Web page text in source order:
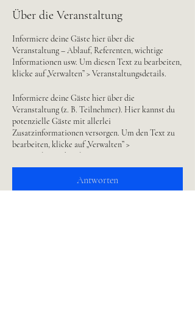
Über die Veranstaltung
Informiere deine Gäste hier über die
Veranstaltung – Ablauf, Referenten, wichtige
Informationen usw. Um diesen Text zu bearbeiten,
klicke auf „Verwalten” > Veranstaltungsdetails.
Informiere deine Gäste hier über die
Veranstaltung (z. B. Teilnehmer). Hier kannst du
potenzielle Gäste mit allerlei
Zusatzinformationen versorgen. Um den Text zu
bearbeiten, klicke auf „Verwalten” >
Veranstaltungsdetails.
Nutze diesen Absatz, um Gäste über deine
Veranstaltung zu informieren (z. B. Teilnehmer).
Antworten